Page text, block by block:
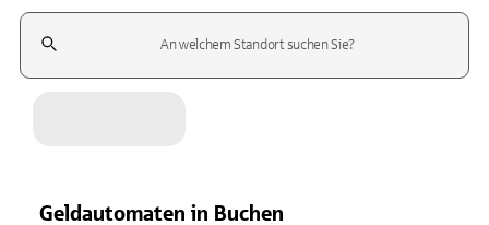
Suchfeld
Geldautomaten in Buchen